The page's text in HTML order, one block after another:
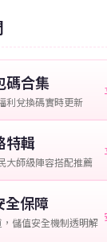
。
們更快地處理您的
碼合集
利兌換碼實時更新
特輯
大師級陣容搭配推薦
全保障
儲值安全機制透明解